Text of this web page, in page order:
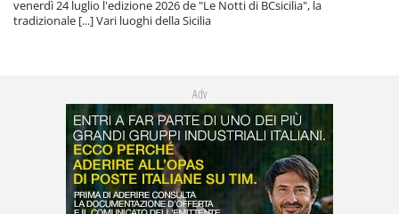
venerdì 24 luglio l'edizione 2026 de "Le Notti di BCsicilia", la
tradizionale [...] Vari luoghi della Sicilia
Adv